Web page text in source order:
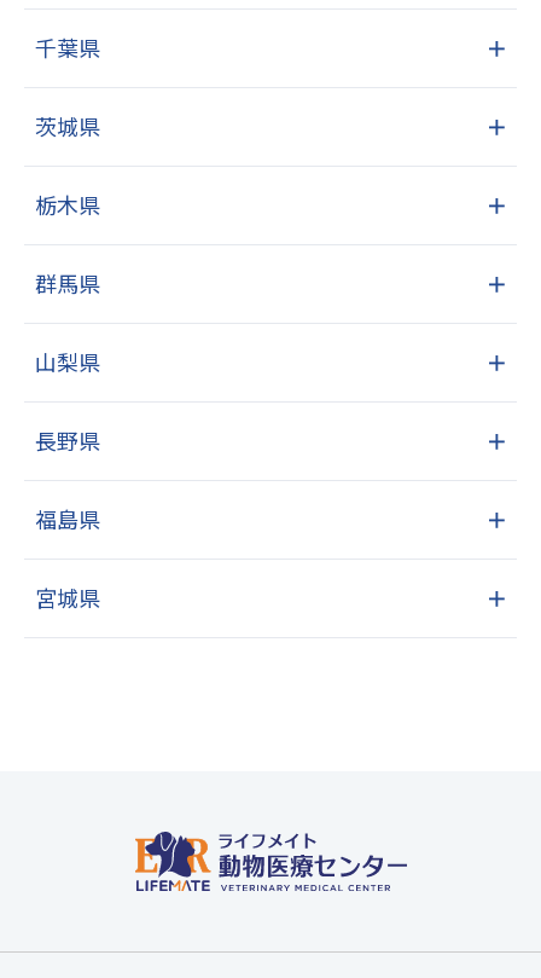
千葉県 ＋
茨城県 ＋
栃木県 ＋
群馬県 ＋
山梨県 ＋
長野県 ＋
福島県 ＋
宮城県 ＋